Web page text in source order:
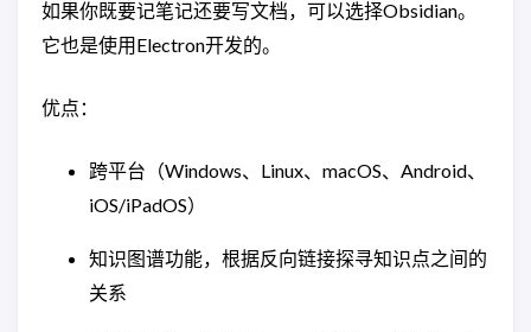
如果你既要记笔记还要写文档，可以选择Obsidian。
它也是使用Electron开发的。
优点：
跨平台（Windows、Linux、macOS、Android、
iOS/iPadOS）
知识图谱功能，根据反向链接探寻知识点之间的
关系